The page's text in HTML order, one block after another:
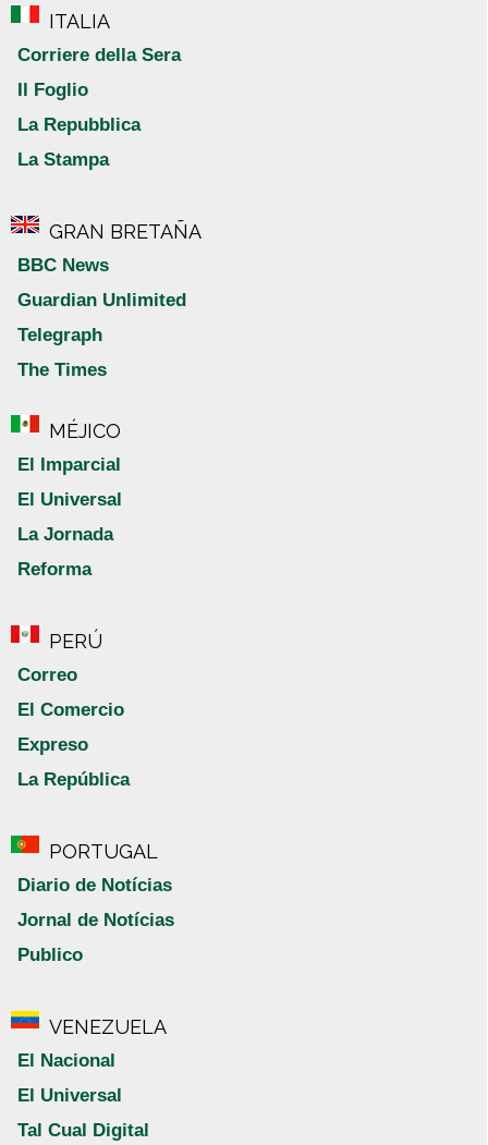
ITALIA
Corriere della Sera
Il Foglio
La Repubblica
La Stampa
GRAN BRETAÑA
BBC News
Guardian Unlimited
Telegraph
The Times
MÉJICO
El Imparcial
El Universal
La Jornada
Reforma
PERÚ
Correo
El Comercio
Expreso
La República
PORTUGAL
Diario de Notícias
Jornal de Notícias
Publico
VENEZUELA
El Nacional
El Universal
Tal Cual Digital